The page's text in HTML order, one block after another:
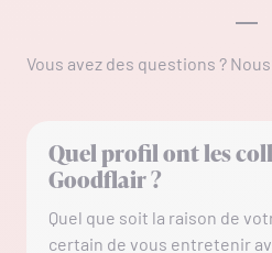
Vous avez des questions ?
Quel profil ont les
Goodflair ?
Quel que soit la raison de
certain de vous entretenir